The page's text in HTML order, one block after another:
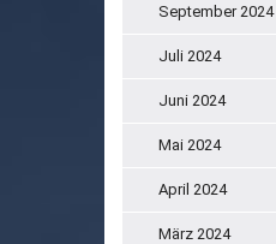
September 2024
Juli 2024
Juni 2024
Mai 2024
April 2024
März 2024